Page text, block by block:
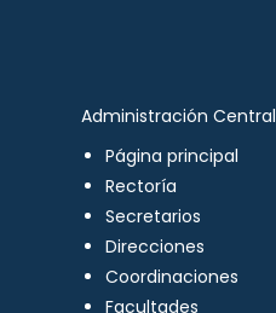
Administración Central
Página principal
Rectoría
Secretarios
Direcciones
Coordinaciones
Facultades